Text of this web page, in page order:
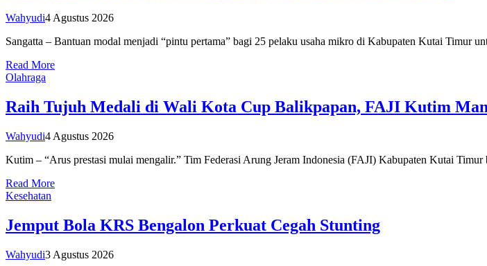
Wahyudi4 Agustus 2026
Sangatta – Bantuan modal menjadi “pintu pertama” bagi 25 pelaku usaha mikro di Kabupaten Kutai Timur
Read More
Olahraga
Raih Tujuh Medali di Wali Kota Cup Balikpapan, FAJI Kutim
Wahyudi4 Agustus 2026
Kutim – “Arus prestasi mulai mengalir.” Tim Federasi Arung Jeram Indonesia (FAJI) Kabupaten Kutai
Read More
Kesehatan
Jemput Bola KRS Bengalon Perkuat Cegah Stunting
Wahyudi3 Agustus 2026